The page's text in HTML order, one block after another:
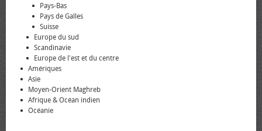
Pays-Bas
Pays de Galles
Suisse
Europe du sud
Scandinavie
Europe de l'est et du centre
Amériques
Asie
Moyen-Orient Maghreb
Afrique & Océan indien
Océanie